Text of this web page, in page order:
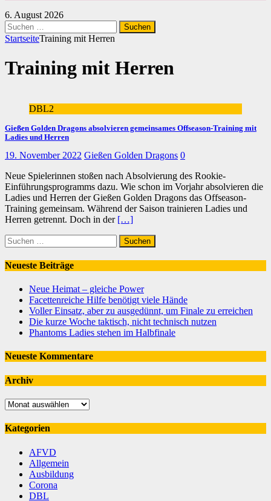
6. August 2026
Suchen
nach:
StartseiteTraining mit Herren
Training mit Herren
DBL2
Gießen Golden Dragons absolvieren gemeinsames Offseason-Training mit
Ladies und Herren
19. November 2022 Gießen Golden Dragons 0
Neue Spielerinnen stoßen nach Absolvierung des Rookie-
Einführungsprogramms dazu. Wie schon im Vorjahr absolvieren die
Ladies und Herren der Gießen Golden Dragons das Offseason-
Training gemeinsam. Während der Saison trainieren Ladies und
Herren getrennt. Doch in der […]
Suchen
nach:
Neueste Beiträge
Neue Heimat – gleiche Power
Facettenreiche Hilfe benötigt viele Hände
Voller Einsatz, aber zu ausgedünnt, um Finale zu erreichen
Die kurze Woche taktisch, nicht technisch nutzen
Phantoms Ladies stehen im Halbfinale
Neueste Kommentare
Archiv
Archiv
Kategorien
AFVD
Allgemein
Ausbildung
Corona
DBL